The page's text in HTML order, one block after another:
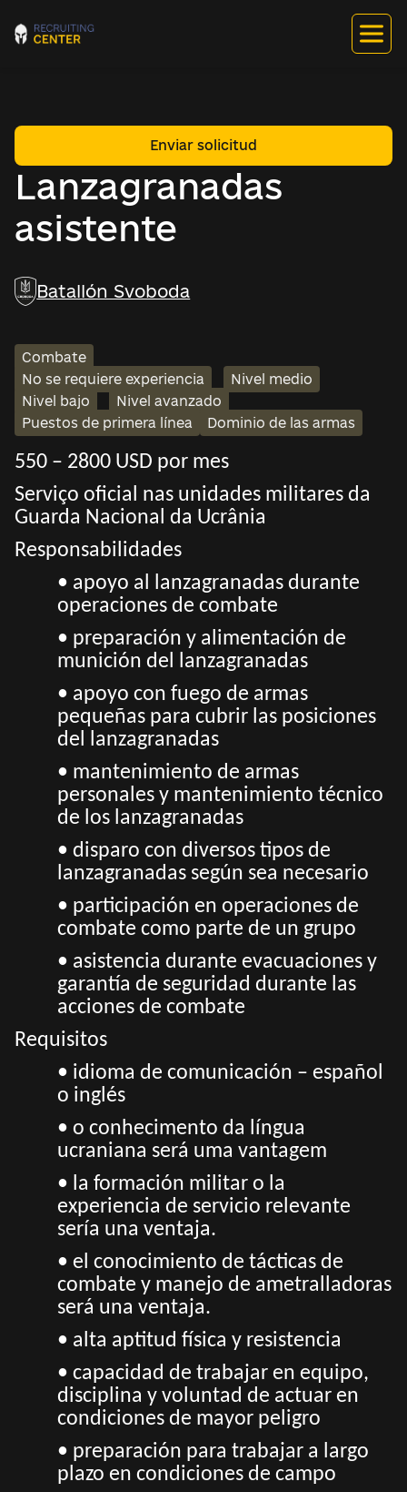
Lanzagranadas
asistente
Enviar solicitud
Batallón Svoboda
Combate
No se requiere experiencia
Nivel medio
Nivel bajo
Nivel avanzado
Puestos de primera línea
Dominio de las armas
550 – 2800 USD por mes
Serviço oficial nas unidades militares da
Guarda Nacional da Ucrânia
Responsabilidades
• apoyo al lanzagranadas durante
operaciones de combate
• preparación y alimentación de
munición del lanzagranadas
• apoyo con fuego de armas
pequeñas para cubrir las posiciones
del lanzagranadas
• mantenimiento de armas
personales y mantenimiento técnico
de los lanzagranadas
• disparo con diversos tipos de
lanzagranadas según sea necesario
• participación en operaciones de
combate como parte de un grupo
• asistencia durante evacuaciones y
garantía de seguridad durante las
acciones de combate
Requisitos
• idioma de comunicación – español
o inglés
• o conhecimento da língua
ucraniana será uma vantagem
• la formación militar o la
experiencia de servicio relevante
sería una ventaja.
• el conocimiento de tácticas de
combate y manejo de ametralladoras
será una ventaja.
• alta aptitud física y resistencia
• capacidad de trabajar en equipo,
disciplina y voluntad de actuar en
condiciones de mayor peligro
• preparación para trabajar a largo
plazo en condiciones de campo